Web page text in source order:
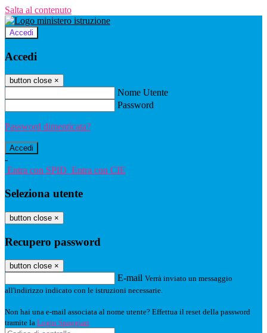
Salta al contenuto
Accedi
Accedi
button close ×
Nome Utente
Password
Password dimenticata?
-
Entra con SPID Entra con CIE
Seleziona utente
button close ×
Recupero password
button close ×
E-mail Verrà inviato un messaggio
all'indirizzo indicato con le istruzioni necessarie.
Non hai una e-mail associata al nome utente? Effettua il reset della password
tramite la Login Spaggiari